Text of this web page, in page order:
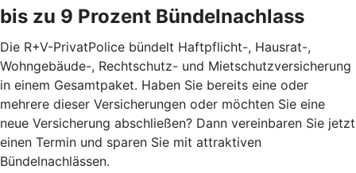
bis zu 9 Prozent Bündelnachlass
Die R+V-PrivatPolice bündelt Haftpflicht-, Hausrat-,
Wohngebäude-, Rechtschutz- und Mietschutzversicherung
in einem Gesamtpaket. Haben Sie bereits eine oder
mehrere dieser Versicherungen oder möchten Sie eine
neue Versicherung abschließen? Dann vereinbaren Sie jetzt
einen Termin und sparen Sie mit attraktiven
Bündelnachlässen.